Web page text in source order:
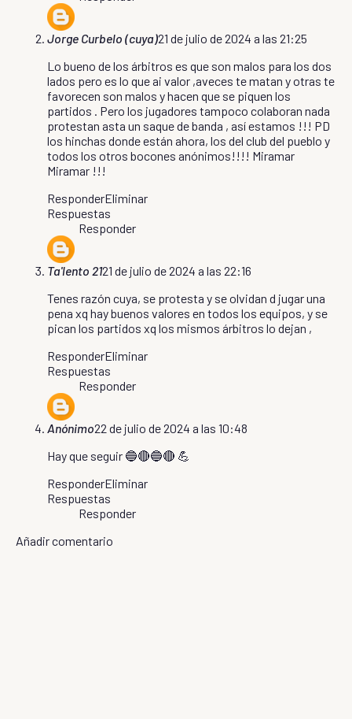
Jorge Curbelo (cuya)21 de julio de 2024 a las 21:25
Lo bueno de los árbitros es que son malos para los dos
lados pero es lo que ai valor ,aveces te matan y otras te
favorecen son malos y hacen que se piquen los
partidos . Pero los jugadores tampoco colaboran nada
protestan asta un saque de banda , así estamos !!! PD
los hinchas donde están ahora, los del club del pueblo y
todos los otros bocones anónimos!!!! Miramar
Miramar !!!
ResponderEliminar
Respuestas
Responder
Ta'lento 2121 de julio de 2024 a las 22:16
Tenes razón cuya, se protesta y se olvidan d jugar una
pena xq hay buenos valores en todos los equipos, y se
pican los partidos xq los mismos árbitros lo dejan ,
ResponderEliminar
Respuestas
Responder
Anónimo22 de julio de 2024 a las 10:48
Hay que seguir 🔵🔴🔵🔴 💪
ResponderEliminar
Respuestas
Responder
Añadir comentario